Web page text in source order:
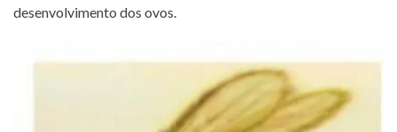
desenvolvimento dos ovos.